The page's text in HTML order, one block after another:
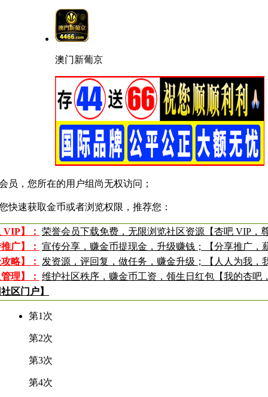
澳门新葡京
员，您所在的用户组尚无权访问；
快速获取金币或者浏览权限，推荐您：
VIP】： 荣誉会员下载免费，无限浏览社区资源【杏吧 VIP，
广】： 宣传分享，赚金币提现金，升级赚钱；【分享推广，
略】：
发资源，评回复，做任务，赚金升级；【人人为我，
理】： 维护社区秩序，赚金币工资，领生日红包【我的杏吧
区门户】
第1次
第2次
第3次
第4次